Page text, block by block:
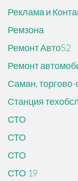
Реклама и
Ремзона
Ремонт Авто52
Ремонт
Саман,
Станция
СТО
СТО
СТО
СТО 19